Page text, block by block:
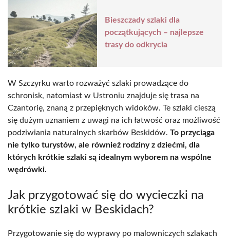
Bieszczady szlaki dla
początkujących – najlepsze
trasy do odkrycia
W Szczyrku warto rozważyć szlaki prowadzące do
schronisk, natomiast w Ustroniu znajduje się trasa na
Czantorię, znaną z przepięknych widoków. Te szlaki cieszą
się dużym uznaniem z uwagi na ich łatwość oraz możliwość
podziwiania naturalnych skarbów Beskidów. To przyciąga
nie tylko turystów, ale również rodziny z dziećmi, dla
których krótkie szlaki są idealnym wyborem na wspólne
wędrówki.
Jak przygotować się do wycieczki na
krótkie szlaki w Beskidach?
Przygotowanie się do wyprawy po malowniczych szlakach